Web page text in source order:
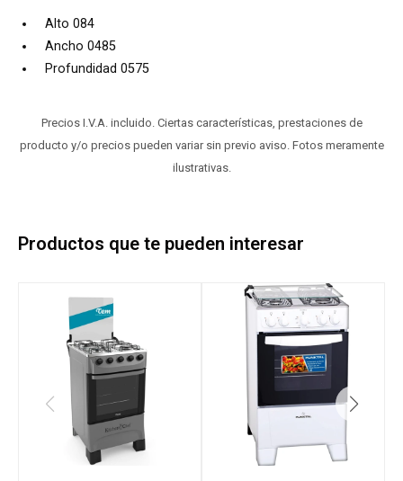
Alto 084
Ancho 0485
Profundidad 0575
Precios I.V.A. incluido. Ciertas características, prestaciones de
producto y/o precios pueden variar sin previo aviso. Fotos meramente
ilustrativas.
Productos que te pueden interesar